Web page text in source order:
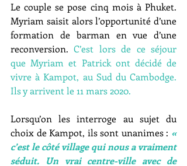
Le couple se pose cinq mois à Phuket.
Myriam saisit alors l’opportunité d’une
formation de barman en vue d’une
reconversion. C’est lors de ce séjour
que Myriam et Patrick ont décidé de
vivre à Kampot, au Sud du Cambodge.
Ils y arrivent le 11 mars 2020.
Lorsqu’on les interroge au sujet du
choix de Kampot, ils sont unanimes : «
c’est le côté village qui nous a vraiment
séduit. Un vrai centre-ville avec de